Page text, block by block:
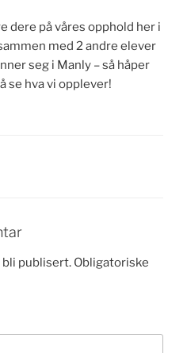
dere på våres opphold her i
med 2 andre elever
seg i Manly – så håper
se hva vi opplever!
bli publisert. Obligatoriske